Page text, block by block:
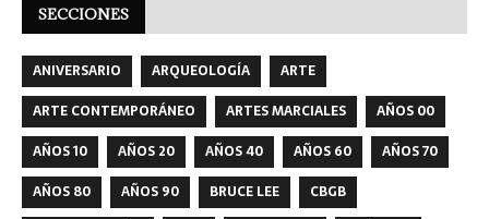
SECCIONES
ANIVERSARIO ARQUEOLOGÍA
ARTE
ARTE CONTEMPORÁNEO
ARTES MARCIALES
AÑOS 00
AÑOS 10
AÑOS 20 AÑOS 40 AÑOS 60
AÑOS 70
AÑOS 80
AÑOS 90 BRUCE LEE
CBGB